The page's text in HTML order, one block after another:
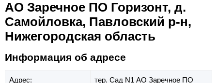
АО Заречное ПО Горизонт, д.
Самойловка, Павловский р-н,
Нижегородская область
Информация об адресе
Адрес:
тер. Сад N1 АО Заречное ПО